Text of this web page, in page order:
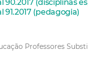
(disciplinas
(pedagogia)
Professores